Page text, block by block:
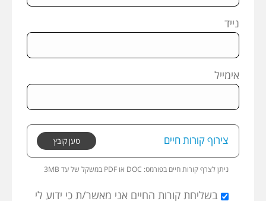
נייד
אימייל
צירוף קורות חיים טען קובץ
ניתן לצרף קורות חיים בפורמט: 3MB במשקל של עד PDF או DOC
בשליחת קורות החיים אני מאשר/ת כי ידוע לי